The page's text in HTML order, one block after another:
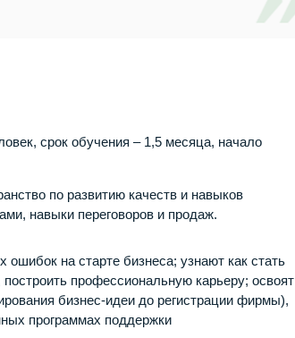
срок обучения – 1,5 месяца, начало
по развитию качеств и навыков
навыки переговоров и продаж.
на старте бизнеса; узнают как стать
профессиональную карьеру; освоят
бизнес-идеи до регистрации фирмы),
программах поддержки